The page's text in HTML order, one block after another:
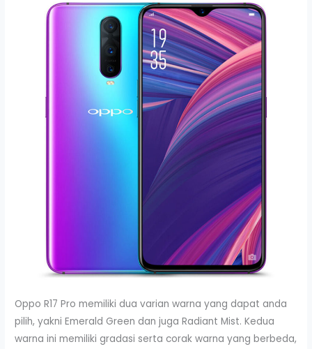
Oppo R17 Pro memiliki dua varian warna yang dapat anda
pilih, yakni Emerald Green dan juga Radiant Mist. Kedua
warna ini memiliki gradasi serta corak warna yang berbeda,